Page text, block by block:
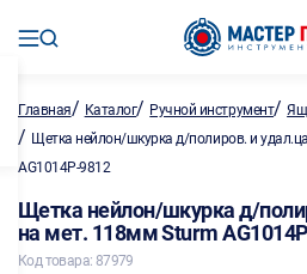
Главная/ Каталог/ Ручной инструмент/
/ Щетка нейлон/шкурка д/полиров. и
AG1014P-9812
Щетка нейлон/шкурка д/
на мет. 118мм Sturm
Код товара: 87979